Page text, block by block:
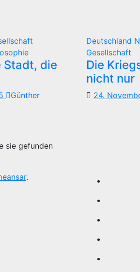
die
Günther
Deutschland
Gesellschaft
Die
nicht nur
24.
sie gefunden
.